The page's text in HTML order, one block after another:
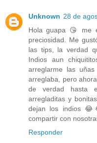
Unknown 28 de
Hola guapa 😘 me
preciosidad. Me
las tips, la verdad
Indios aun
arreglarme las
arreglaba, pero
de verdad hasta
arregladitas y
dejan los indios
compartir con
Responder